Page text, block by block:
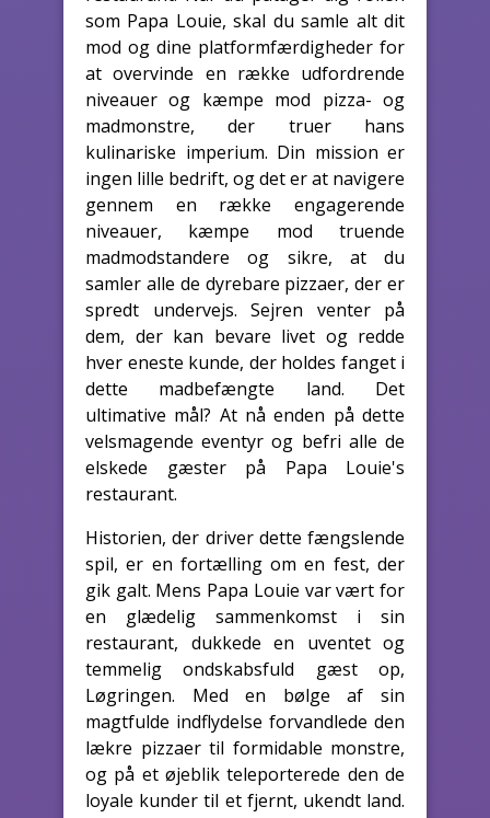
som Papa Louie, skal du samle alt dit
mod og dine platformfærdigheder for
at overvinde en række udfordrende
niveauer og kæmpe mod pizza- og
madmonstre, der truer hans
kulinariske imperium. Din mission er
ingen lille bedrift, og det er at navigere
gennem en række engagerende
niveauer, kæmpe mod truende
madmodstandere og sikre, at du
samler alle de dyrebare pizzaer, der er
spredt undervejs. Sejren venter på
dem, der kan bevare livet og redde
hver eneste kunde, der holdes fanget i
dette madbefængte land. Det
ultimative mål? At nå enden på dette
velsmagende eventyr og befri alle de
elskede gæster på Papa Louie's
restaurant.
Historien, der driver dette fængslende
spil, er en fortælling om en fest, der
gik galt. Mens Papa Louie var vært for
en glædelig sammenkomst i sin
restaurant, dukkede en uventet og
temmelig ondskabsfuld gæst op,
Løgringen. Med en bølge af sin
magtfulde indflydelse forvandlede den
lækre pizzaer til formidable monstre,
og på et øjeblik teleporterede den de
loyale kunder til et fjernt, ukendt land.